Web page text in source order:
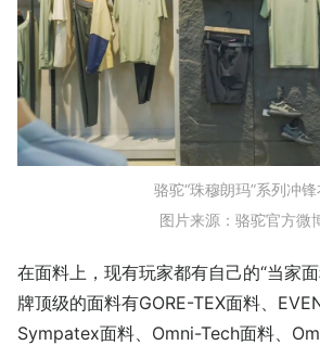
骆驼“珠穆朗玛”系列冲锋
图片来源：骆驼官方微
在面料上，现有玩家都有自己的“当家
牌顶级的面料有GORE-TEX面料、
Sympatex面料、Omni-Tech面料、